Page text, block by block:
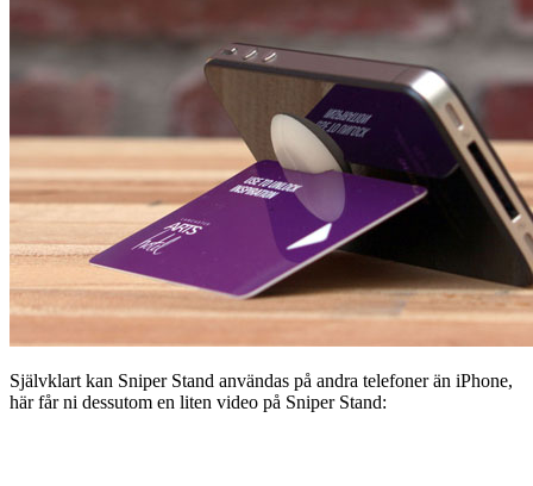
Självklart kan Sniper Stand användas på andra telefoner än iPhone,
här får ni dessutom en liten video på Sniper Stand: